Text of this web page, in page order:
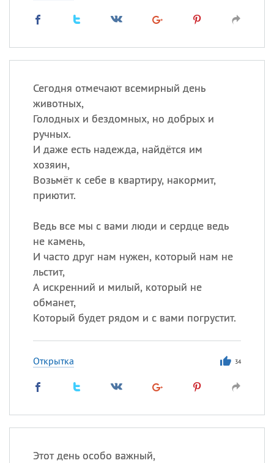
Сегодня отмечают всемирный день
животных,
Голодных и бездомных, но добрых и
ручных.
И даже есть надежда, найдётся им
хозяин,
Возьмёт к себе в квартиру, накормит,
приютит.
Ведь все мы с вами люди и сердце ведь
не камень,
И часто друг нам нужен, который нам не
льстит,
А искренний и милый, который не
обманет,
Который будет рядом и с вами погрустит.
Открытка 34
Этот день особо важный,